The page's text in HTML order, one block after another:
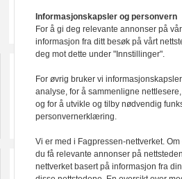
Informasjonskapsler og personvern
For å gi deg relevante annonser på
informasjon fra ditt besøk på vårt
deg mot dette under "Innstillinger".
For øvrig bruker vi
analyse, for å sammenligne
og for å utvikle og tilby nødvendig
personvernerklæring.
Vi er med i Fagpressen-nettverket. Om
du få relevante annonser på
nettverket basert på informasjon fra